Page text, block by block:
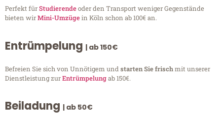
Perfekt fürStudierendeoder den Transport weniger Gegenstände
bieten wirMini-Umzügein Köln schon ab 100€ an.
Entrümpelung | ab 150€
Befreien Sie sich von Unnötigem undstarten Sie frischmit unserer
Dienstleistung zurEntrümpelungab 150€.
Beiladung | ab 50€